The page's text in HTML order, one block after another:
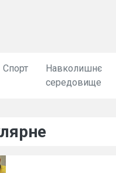
Спорт
Навколишнє
середовище